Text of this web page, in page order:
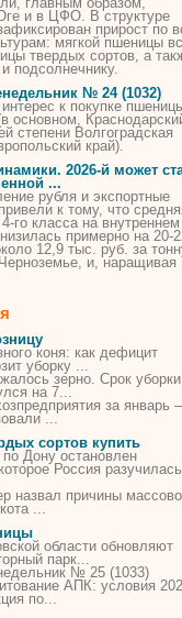
и в ЦФО. В структуре
прирост по
мягкой пшеницы
твердых сортов, а
подсолнечнику.
№ 24 (1032)
к покупке
основном,
степени Волгоградская
край).
2026-й может
...
рубля и экспортные
к тому, что
4-го класса на внутреннем
примерно на 20-
12,9 тыс. руб. за
и, наращивая
коня: как дефицит
уборку ...
зерно. Срок уборки
на 7...
за январь
...
сортов купить
по Дону остановлен
Россия разучилась
назвал причины
...
области обновляют
парк...
№ 25 (1033)
АПК: условия
по...